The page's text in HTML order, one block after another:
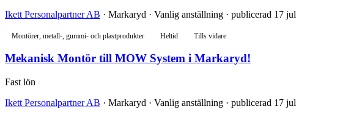
Ikett Personalpartner AB · Markaryd · Vanlig anställning · publicerad 17 jul
Montörer, metall-, gummi- och plastprodukter Heltid Tills vidare
Mekanisk Montör till MOW System i Markaryd!
Fast lön
Ikett Personalpartner AB · Markaryd · Vanlig anställning · publicerad 17 jul